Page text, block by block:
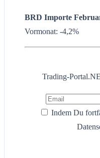
BRD Importe
Vormonat: -4,2%
Trading-
Indem Du